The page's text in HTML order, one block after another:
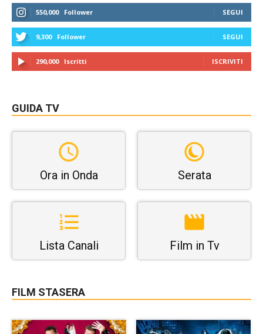
550,000 Follower SEGUI
9,300 Follower SEGUI
290,000 Iscritti ISCRIVITI
GUIDA TV
Ora in Onda Serata
Lista Canali Film in Tv
FILM STASERA